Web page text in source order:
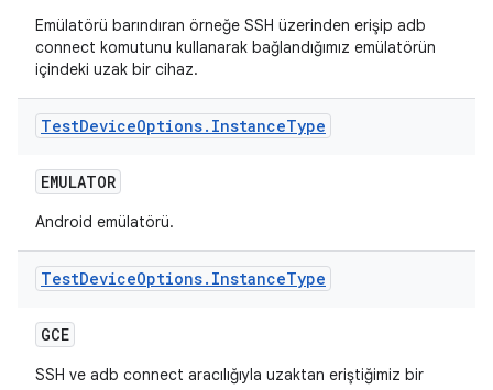
Emülatörü barındıran örneğe SSH üzerinden erişip adb
connect komutunu kullanarak bağlandığımız emülatörün
içindeki uzak bir cihaz.
TestDeviceOptions. InstanceType
EMULATOR
Android emülatörü.
TestDeviceOptions. InstanceType
GCE
SSH ve adb connect aracılığıyla uzaktan eriştiğimiz bir